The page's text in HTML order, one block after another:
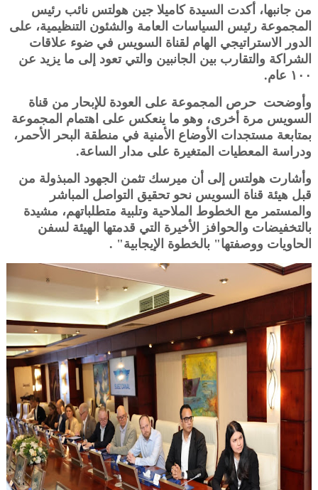
من جانبها، أكدت السيدة كاميلا جين هولتس نائب رئيس
المجموعة رئيس السياسات العامة والشئون التنظيمية، على
الدور الاستراتيجي الهام لقناة السويس في ضوء علاقات
الشراكة والتقارب بين الجانبين والتي تعود إلى ما يزيد عن
١٠٠ عام.
وأوضحت حرص المجموعة على العودة للإبحار من قناة
السويس مرة أخرى، وهو ما ينعكس على اهتمام المجموعة
بمتابعة مستجدات الأوضاع الأمنية في منطقة البحر الأحمر،
ودراسة المعطيات المتغيرة على مدار الساعة.
وأشارت هولتس إلى أن ميرسك تثمن الجهود المبذولة من
قبل هيئة قناة السويس نحو تحقيق التواصل المباشر
والمستمر مع الخطوط الملاحية وتلبية متطلباتهم، مشيدة
بالتخفيضات والحوافز الأخيرة التي قدمتها الهيئة لسفن
الحاويات ووصفتها" بالخطوة الإيجابية" .